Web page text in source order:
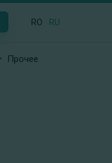
RO RU
Прочее